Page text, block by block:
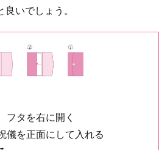
いでしょう。
フタを右に開く
儀を正面にして入れる